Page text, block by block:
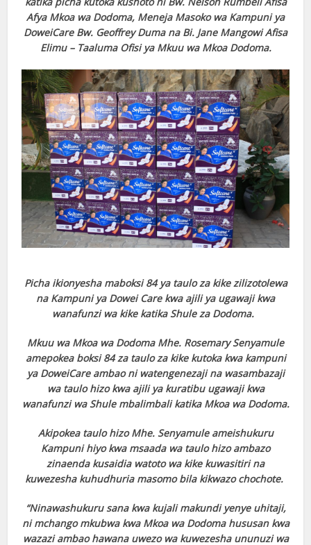
Afya Mkoa wa Dodoma, Meneja Masoko wa Kampuni ya
DoweiCare Bw. Geoffrey Duma na Bi. Jane Mangowi Afisa
Elimu – Taaluma Ofisi ya Mkuu wa Mkoa Dodoma.
Picha ikionyesha maboksi 84 ya taulo za kike zilizotolewa
na Kampuni ya Dowei Care kwa ajili ya ugawaji kwa
wanafunzi wa kike katika Shule za Dodoma.
Mkuu wa Mkoa wa Dodoma Mhe. Rosemary Senyamule
amepokea boksi 84 za taulo za kike kutoka kwa kampuni
ya DoweiCare ambao ni watengenezaji na wasambazaji
wa taulo hizo kwa ajili ya kuratibu ugawaji kwa
wanafunzi wa Shule mbalimbali katika Mkoa wa Dodoma.
Akipokea taulo hizo Mhe. Senyamule ameishukuru
Kampuni hiyo kwa msaada wa taulo hizo ambazo
zinaenda kusaidia watoto wa kike kuwasitiri na
kuwezesha kuhudhuria masomo bila kikwazo chochote.
“Ninawashukuru sana kwa kujali makundi yenye uhitaji,
ni mchango mkubwa kwa Mkoa wa Dodoma hususan kwa
wazazi ambao hawana uwezo wa kuwezesha ununuzi wa